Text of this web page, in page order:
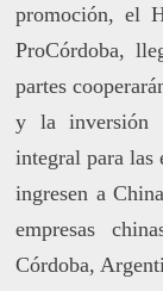
promoción, el
ProCórdoba,
partes
y la inversión
integral para las
ingresen a
empresas
Córdoba,